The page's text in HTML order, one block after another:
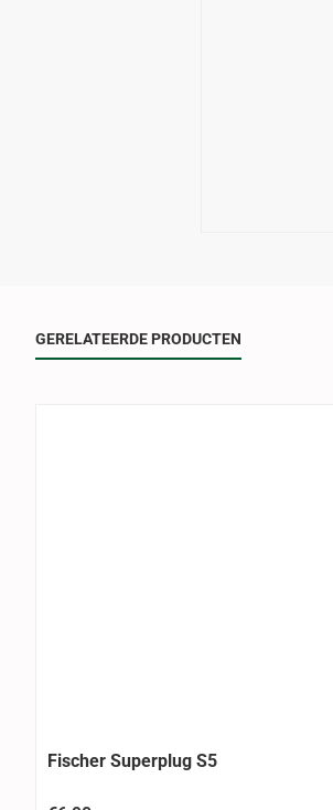
GERELATEERDE PRODUCTEN
Fischer Superplug S5